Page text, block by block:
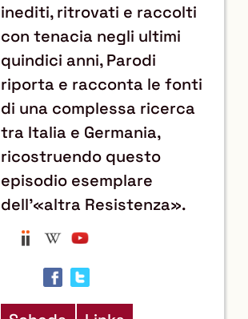
in
AnobiiWikipedia
inediti, ritrovati e raccolti
con tenacia negli ultimi
quindici anni, Parodi
riporta e racconta le fonti
di una complessa ricerca
tra Italia e Germania,
ricostruendo questo
episodio esemplare
dell’«altra Resistenza».